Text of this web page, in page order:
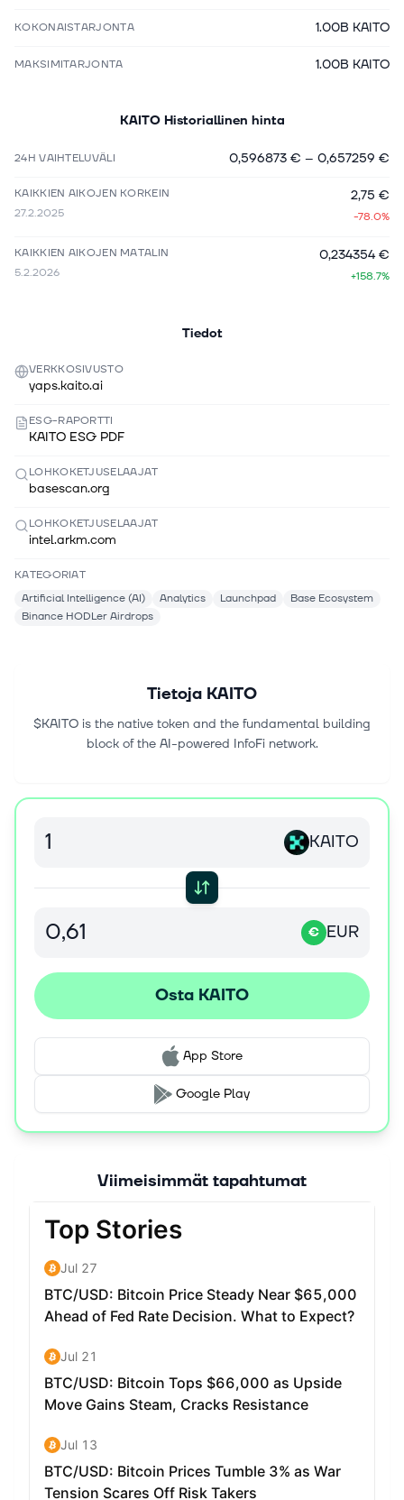
KOKONAISTARJONTA 1.00B KAITO
MAKSIMITARJONTA 1.00B KAITO
KAITO Historiallinen hinta
24H VAIHTELUVÄLI 0,596873 € – 0,657259 €
KAIKKIEN AIKOJEN KORKEIN
27.2.2025
2,75 €
-78.0%
KAIKKIEN AIKOJEN MATALIN
5.2.2026
0,234354 €
+158.7%
Tiedot
VERKKOSIVUSTO
yaps.kaito.ai
ESG-RAPORTTI
KAITO ESG PDF
LOHKOKETJUSELAAJAT
basescan.org
LOHKOKETJUSELAAJAT
intel.arkm.com
KATEGORIAT
Artificial Intelligence (AI)
Analytics Launchpad
Base Ecosystem
Binance HODLer Airdrops
Tietoja KAITO
$KAITO is the native token and the fundamental building
block of the AI-powered InfoFi network.
KAITO
€ EUR
Osta KAITO
App Store
Google Play
Viimeisimmät tapahtumat